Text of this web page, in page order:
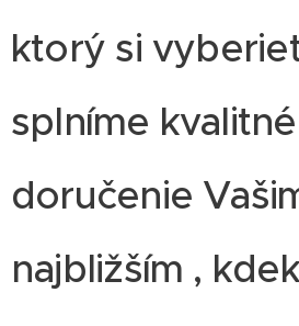
ktorý si
splníme kvalitné
doručenie
najbližším ,